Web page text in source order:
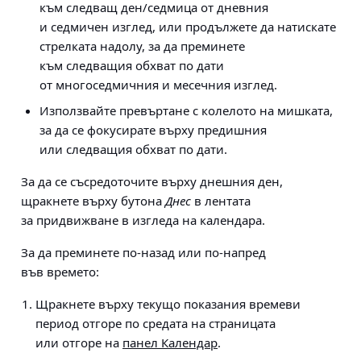
към следващ ден/седмица от дневния
и седмичен изглед, или продължете да натискате
стрелката надолу, за да преминете
към следващия обхват по дати
от многоседмичния и месечния изглед.
Използвайте превъртане с колелото на мишката,
за да се фокусирате върху предишния
или следващия обхват по дати.
За да се съсредоточите върху днешния ден,
щракнете върху бутона Днес в лентата
за придвижване в изгледа на календара.
За да преминете по-назад или по-напред
във времето:
Щракнете върху текущо показания времеви
период отгоре по средата на страницата
или отгоре на панел Календар.